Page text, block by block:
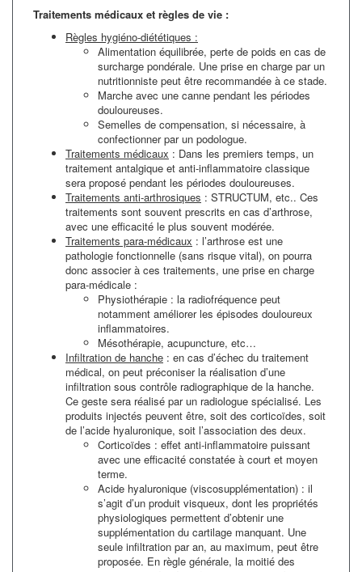
Traitements médicaux et règles de vie :
Règles hygiéno-diététiques :
Alimentation équilibrée, perte de poids en cas de
surcharge pondérale. Une prise en charge par un
nutritionniste peut être recommandée à ce stade.
Marche avec une canne pendant les périodes
douloureuses.
Semelles de compensation, si nécessaire, à
confectionner par un podologue.
Traitements médicaux : Dans les premiers temps, un
traitement antalgique et anti-inflammatoire classique
sera proposé pendant les périodes douloureuses.
Traitements anti-arthrosiques : STRUCTUM, etc.. Ces
traitements sont souvent prescrits en cas d’arthrose,
avec une efficacité le plus souvent modérée.
Traitements para-médicaux : l’arthrose est une
pathologie fonctionnelle (sans risque vital), on pourra
donc associer à ces traitements, une prise en charge
para-médicale :
Physiothérapie : la radiofréquence peut
notamment améliorer les épisodes douloureux
inflammatoires.
Mésothérapie, acupuncture, etc…
Infiltration de hanche : en cas d’échec du traitement
médical, on peut préconiser la réalisation d’une
infiltration sous contrôle radiographique de la hanche.
Ce geste sera réalisé par un radiologue spécialisé. Les
produits injectés peuvent être, soit des corticoïdes, soit
de l’acide hyaluronique, soit l’association des deux.
Corticoïdes : effet anti-inflammatoire puissant
avec une efficacité constatée à court et moyen
terme.
Acide hyaluronique (viscosupplémentation) : il
s’agit d’un produit visqueux, dont les propriétés
physiologiques permettent d’obtenir une
supplémentation du cartilage manquant. Une
seule infiltration par an, au maximum, peut être
proposée. En règle générale, la moitié des